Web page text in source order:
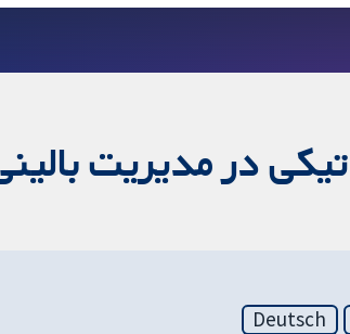
در مدیریت
Deutsch